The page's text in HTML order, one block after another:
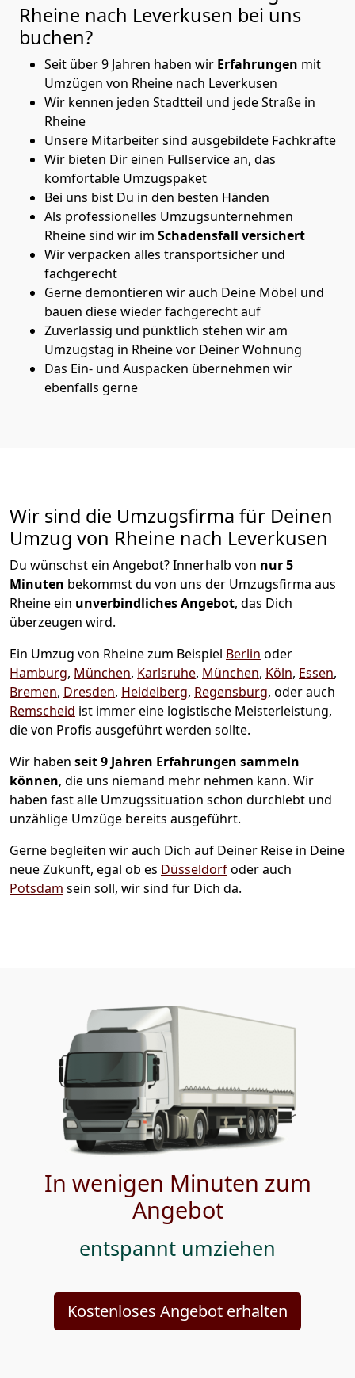
Rheine nach Leverkusen bei uns
buchen?
Seit über 9 Jahren haben wir Erfahrungen mit
Umzügen von Rheine nach Leverkusen
Wir kennen jeden Stadtteil und jede Straße in
Rheine
Unsere Mitarbeiter sind ausgebildete Fachkräfte
Wir bieten Dir einen Fullservice an, das
komfortable Umzugspaket
Bei uns bist Du in den besten Händen
Als professionelles Umzugsunternehmen
Rheine sind wir im Schadensfall versichert
Wir verpacken alles transportsicher und
fachgerecht
Gerne demontieren wir auch Deine Möbel und
bauen diese wieder fachgerecht auf
Zuverlässig und pünktlich stehen wir am
Umzugstag in Rheine vor Deiner Wohnung
Das Ein- und Auspacken übernehmen wir
ebenfalls gerne
Wir sind die Umzugsfirma für Deinen
Umzug von Rheine nach Leverkusen
Du wünschst ein Angebot? Innerhalb von nur 5
Minuten bekommst du von uns der Umzugsfirma aus
Rheine ein unverbindliches Angebot, das Dich
überzeugen wird.
Ein Umzug von Rheine zum Beispiel Berlin oder
Hamburg, München, Karlsruhe, München, Köln, Essen,
Bremen, Dresden, Heidelberg, Regensburg, oder auch
Remscheid ist immer eine logistische Meisterleistung,
die von Profis ausgeführt werden sollte.
Wir haben seit9 Jahren Erfahrungen sammeln
können, die uns niemand mehr nehmen kann. Wir
haben fast alle Umzugssituation schon durchlebt und
unzählige Umzüge bereits ausgeführt.
Gerne begleiten wir auch Dich auf Deiner Reise in Deine
neue Zukunft, egal ob es Düsseldorfoder auch
Potsdam sein soll, wir sind für Dich da.
In wenigen Minuten zum
Angebot
entspannt umziehen
Kostenloses Angebot erhalten